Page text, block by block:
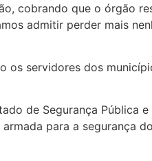
cobrando que o órgão
admitir perder mais
os servidores dos
de Segurança Pública
para a segurança